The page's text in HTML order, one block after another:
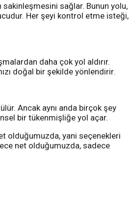
sakinleşmesini sağlar. Bunun yolu,
Her şeyi kontrol etme isteği,
daha çok yol aldırır.
doğal bir şekilde yönlendirir.
Ancak aynı anda birçok şey
bir tükenmişliğe yol açar.
olduğumuzda, yani seçenekleri
net olduğumuzda, sadece